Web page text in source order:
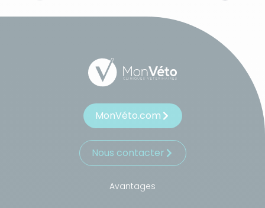
MonVéto.com
Nous contacter
Avantages